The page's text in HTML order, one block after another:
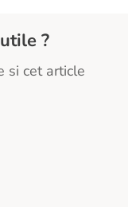
?
si cet article